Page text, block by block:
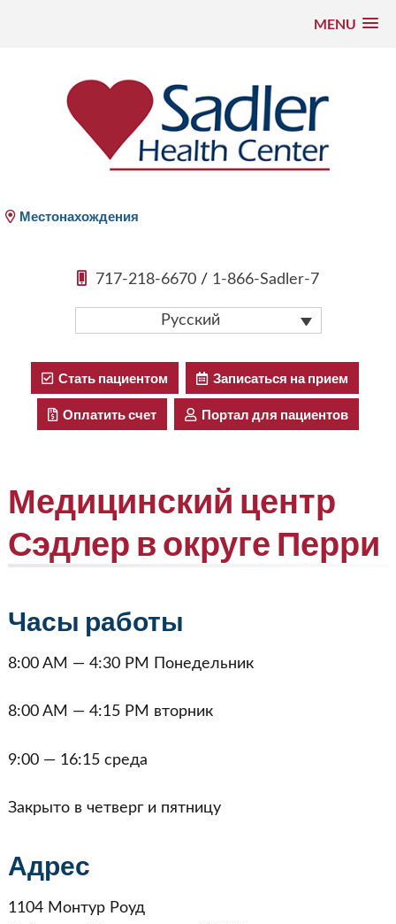
MENU
содержимому
Местонахождения
717-218-6670 / 1-866-Sadler-7
Русский
Стать пациентом Записаться на прием
Оплатить счет Портал для пациентов
Медицинский центр
Сэдлер в округе Перри
Часы работы
8:00 AM — 4:30 PM Понедельник
8:00 AM — 4:15 PM вторник
9:00 — 16:15 среда
Закрыто в четверг и пятницу
Адрес
1104 Монтур Роуд